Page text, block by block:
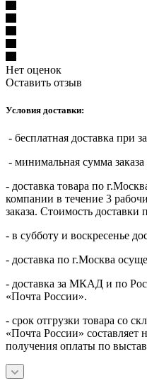
Нет оценок
Оставить отзыв
Условия доставки:
- бесплатная доставка при
- минимальная сумма заказа
- доставка товара по
компании в течение 3
заказа. Стоимость доставки
- в субботу и воскресенье
- доставка по г.Москва
- доставка за МКАД и по
«Почта России».
- срок отгрузки товара со
«Почта России» составляет
получения оплаты по